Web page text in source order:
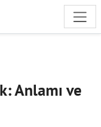
Anlamı ve